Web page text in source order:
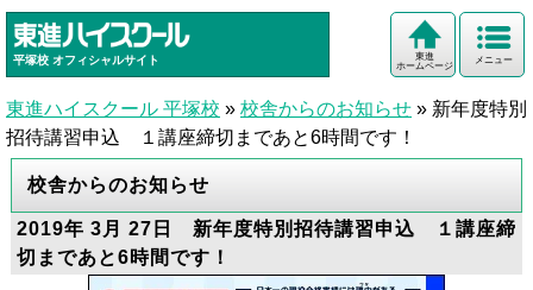
平塚校 オフィシャルサイト メニュー
東進
ホームページ
東進ハイスクール 平塚校 » 校舎からのお知らせ » 新年度特別
招待講習申込 １講座締切まであと6時間です！
校舎からのお知らせ
2019年 3月 27日 新年度特別招待講習申込 １講座締
切まであと6時間です！